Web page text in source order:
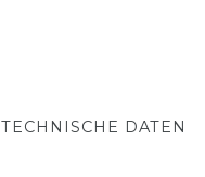
TECHNISCHE DATEN